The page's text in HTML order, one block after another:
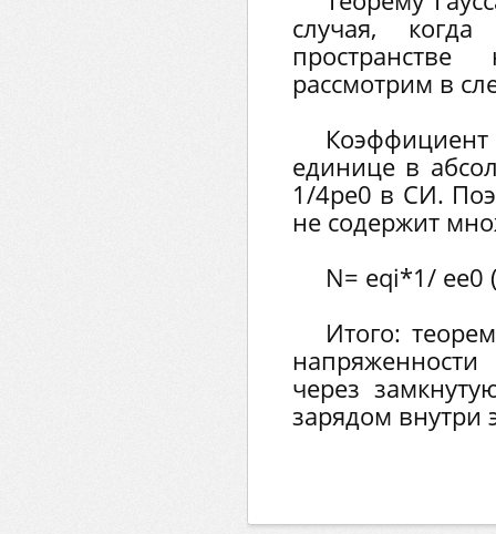
случая,
рассмотрим в
Коэффициент
единице в
1/4pe0 в СИ.
не содержит
N= еqi*1/ ee0
Итого:
через
зарядом внутри